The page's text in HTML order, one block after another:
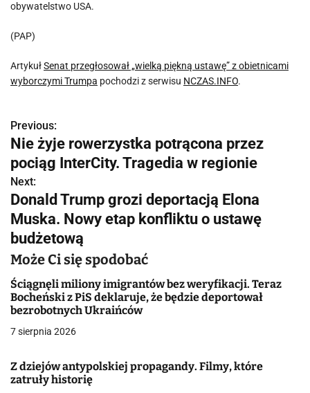
obywatelstwo USA.
(PAP)
ArtykułSenat przegłosował „wielką piękną ustawę” z obietnicami
wyborczymi Trumpa pochodzi z serwisu NCZAS.INFO.
N
a
w
i
g
a
c
j
a
w
Previous:
Nie żyje rowerzystka potrącona przez
pociąg InterCity. Tragedia w regionie
Next:
Donald Trump grozi deportacją Elona
Muska. Nowy etap konfliktu o ustawę
budżetową
Może Ci się spodobać
Ściągnęli miliony imigrantów bez weryfikacji. Teraz
Bocheński z PiS deklaruje, że będzie deportował
bezrobotnych Ukraińców
7 sierpnia 2026
Z dziejów antypolskiej propagandy. Filmy, które
zatruły historię